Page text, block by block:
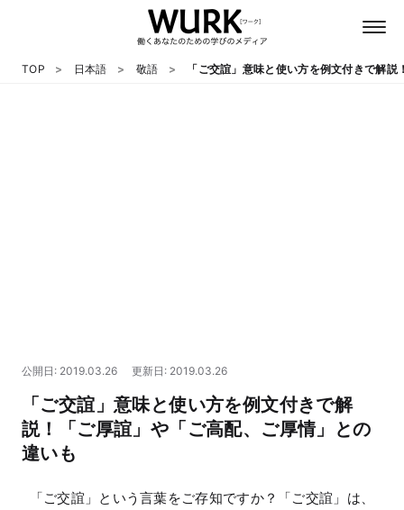
マネー
TOP 日本語 敬語 「ご交誼」意味と使い方を例文付きで解
公開日: 2019.03.26 更新日: 2019.03.26
「ご交誼」意味と使い方を例文付きで解
説！「ご厚誼」や「ご高配、ご厚情」との
違いも
「ご交誼」という言葉をご存知ですか？「ご交誼」は、